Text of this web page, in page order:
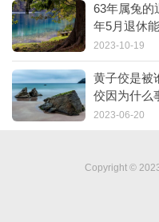
63年属兔的
年5月退休
2023-10-19
黄子佼是被
佼因为什么
2023-06-20
Copyright ©